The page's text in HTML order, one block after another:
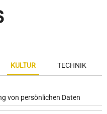
KULTUR TECHNIK
von persönlichen Daten